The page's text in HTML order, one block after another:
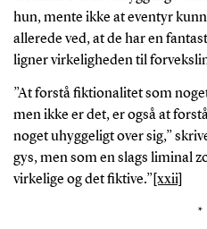
hun, mente ikke at eventyr
allerede ved, at de har en
ligner virkeligheden til
”At forstå fiktionalitet som
men ikke er det, er også at
noget uhyggeligt over sig,”
gys, men som en slags liminal
virkelige og det fiktive.” [xxii]
*